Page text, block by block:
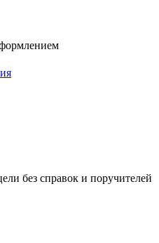
без справок и поручителей